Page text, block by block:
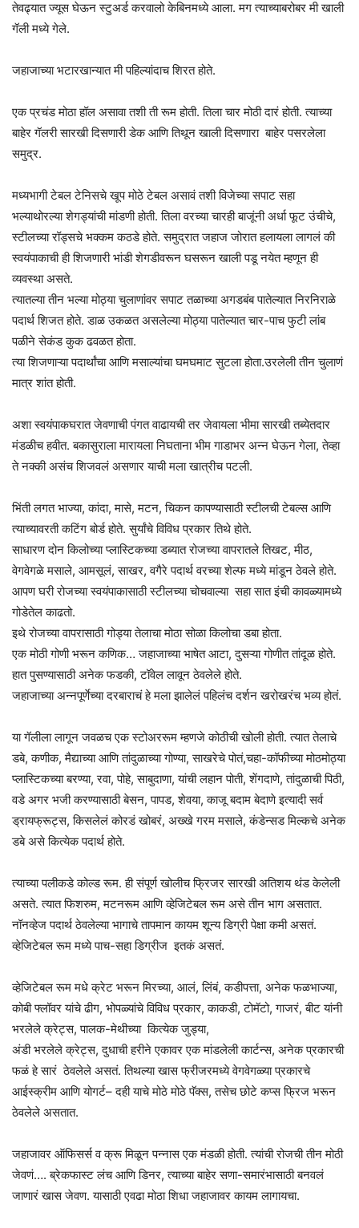
तेवढ्यात ज्यूस घेऊन स्टुअर्ड करवालो केबिनमध्ये आला. मग त्याच्याबरोबर मी खाली
गॅली मध्ये गेले.
जहाजाच्या भटारखान्यात मी पहिल्यांदाच शिरत होते.
एक प्रचंड मोठा हॉल असावा तशी ती रूम होती. तिला चार मोठी दारं होती. त्याच्या
बाहेर गॅलरी सारखी दिसणारी डेक आणि तिथून खाली दिसणारा बाहेर पसरलेला
समुद्र.
मध्यभागी टेबल टेनिसचे खूप मोठे टेबल असावं तशी विजेच्या सपाट सहा
भल्याथोरल्या शेगड्यांची मांडणी होती. तिला वरच्या चारही बाजूंनी अर्धा फूट उंचीचे,
स्टीलच्या रॉड्सचे भक्कम कठडे होते. समुद्रात जहाज जोरात हलायला लागलं की
स्वयंपाकाची ही शिजणारी भांडी शेगडीवरून घसरून खाली पडू नयेत म्हणून ही
व्यवस्था असते.
त्यातल्या तीन भल्या मोठ्या चुलाणांवर सपाट तळाच्या अगडबंब पातेल्यात निरनिराळे
पदार्थ शिजत होते. डाळ उकळत असलेल्या मोठ्या पातेल्यात चार-पाच फुटी लांब
पळीने सेकंड कुक ढवळत होता.
त्या शिजणाऱ्या पदार्थांचा आणि मसाल्यांचा घमघमाट सुटला होता.उरलेली तीन चुलाणं
मात्र शांत होती.
अशा स्वयंपाकघरात जेवणाची पंगत वाढायची तर जेवायला भीमा सारखी तब्येतदार
मंडळीच हवीत. बकासुराला मारायला निघताना भीम गाडाभर अन्न घेऊन गेला, तेव्हा
ते नक्की असंच शिजवलं असणार याची मला खात्रीच पटली.
भिंती लगत भाज्या, कांदा, मासे, मटन, चिकन कापण्यासाठी स्टीलची टेबल्स आणि
त्याच्यावरती कटिंग बोर्ड होते. सुर्यांचे विविध प्रकार तिथे होते.
साधारण दोन किलोच्या प्लास्टिकच्या डब्यात रोजच्या वापरातले तिखट, मीठ,
वेगवेगळे मसाले, आमसूलं, साखर, वगैरे पदार्थ वरच्या शेल्फ मध्ये मांडून ठेवले होते.
आपण घरी रोजच्या स्वयंपाकासाठी स्टीलच्या चोचवाल्या सहा सात इंची कावळ्यामध्ये
गोडेतेल काढतो.
इथे रोजच्या वापरासाठी गोड्या तेलाचा मोठा सोळा किलोचा डबा होता.
एक मोठी गोणी भरून कणिक… जहाजाच्या भाषेत आटा, दुसऱ्या गोणीत तांदूळ होते.
हात पुसण्यासाठी अनेक फडकी, टॉवेल लावून ठेवलेले होते.
जहाजाच्या अन्नपूर्णेच्या दरबाराचं हे मला झालेलं पहिलंच दर्शन खरोखरंच भव्य होतं.
या गॅलीला लागून जवळच एक स्टोअररूम म्हणजे कोठीची खोली होती. त्यात तेलाचे
डबे, कणीक, मैद्याच्या आणि तांदुळाच्या गोण्या, साखरेचे पोतं,चहा-कॉफीच्या मोठमोठ्या
प्लास्टिकच्या बरण्या, रवा, पोहे, साबुदाणा, यांची लहान पोती, शेंगदाणे, तांदुळाची पिठी,
वडे अगर भजी करण्यासाठी बेसन, पापड, शेवया, काजू बदाम बेदाणे इत्यादी सर्व
ड्रायफ्रूट्स, किसलेलं कोरडं खोबरं, अख्खे गरम मसाले, कंडेन्सड मिल्कचे अनेक
डबे असे कित्येक पदार्थ होते.
त्याच्या पलीकडे कोल्ड रूम. ही संपूर्ण खोलीच फ्रिजर सारखी अतिशय थंड केलेली
असते. त्यात फिशरुम, मटनरूम आणि व्हेजिटेबल रूम असे तीन भाग असतात.
नॉनव्हेज पदार्थ ठेवलेल्या भागाचे तापमान कायम शून्य डिग्री पेक्षा कमी असतं.
व्हेजिटेबल रूम मध्ये पाच-सहा डिग्रीज इतकं असतं.
व्हेजिटेबल रूम मधे क्रेट भरून मिरच्या, आलं, लिंबं, कडीपत्ता, अनेक फळभाज्या,
कोबी फ्लॉवर यांचे ढीग, भोपळ्यांचे विविध प्रकार, काकडी, टोमॅटो, गाजरं, बीट यांनी
भरलेले क्रेट्स, पालक-मेथीच्या कित्येक जुड्या,
अंडी भरलेले क्रेट्स, दुधाची हरीने एकावर एक मांडलेली कार्टन्स, अनेक प्रकारची
फळं हे सारं ठेवलेले असतं. तिथल्या खास फ्रीजरमध्ये वेगवेगळ्या प्रकारचे
आईस्क्रीम आणि योगर्ट– दही याचे मोठे मोठे पॅक्स, तसेच छोटे कप्स फ्रिज भरून
ठेवलेले असतात.
जहाजावर ऑफिसर्स व क्रू मिळून पन्नास एक मंडळी होती. त्यांची रोजची तीन मोठी
जेवणं…. ब्रेकफास्ट लंच आणि डिनर, त्याच्या बाहेर सणा-समारंभासाठी बनवलं
जाणारं खास जेवण. यासाठी एवढा मोठा शिधा जहाजावर कायम लागायचा.